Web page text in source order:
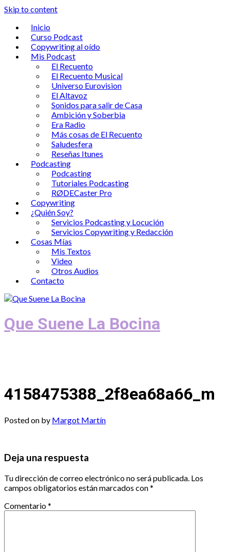
Skip to content
Inicio
Curso Podcast
Copywriting al oído
Mis Podcast
El Recuento
El Recuento Musical
Universo Eurovision
El Altavoz
Sonidos para salir de Casa
Ambición y Soberbia
Era Radio
Más cosas de El Recuento
Saludesfera
Reseñas Itunes
Podcasting
Podcasting
Tutoriales Podcasting
RØDECaster Pro
Copywriting
¿Quién Soy?
Servicios Podcasting y Locución
Servicios Copywriting y Redacción
Cosas Mías
Mis Textos
Video
Otros Audios
Contacto
Que Suene La Bocina
4158475388_2f8ea68a66_m
Posted on by Margot Martín
Deja una respuesta
Tu dirección de correo electrónico no será publicada. Los
campos obligatorios están marcados con*
Comentario*